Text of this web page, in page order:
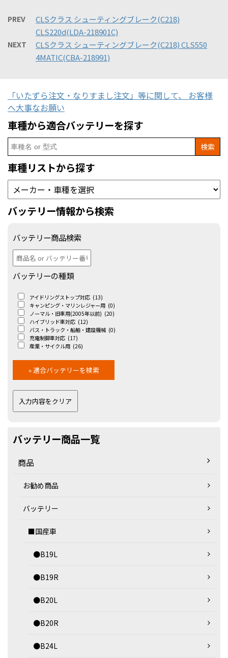
PREV
CLSクラス シューティングブレーク(C218)
CLS220d(LDA-218901C)
NEXT
CLSクラス シューティングブレーク(C218) CLS550
4MATIC(CBA-218991)
「いたずら注文・なりすまし注文」等に関して、 お客様
へ大事なお願い
車種から適合バッテリーを探す
Search
for:
車種リストから探す
バッテリー情報から検索
バッテリー商品検索
バッテリーの種類
アイドリングストップ対応 (13)
キャンピング・マリンレジャー用 (0)
ノーマル・旧車用(2005年以前) (20)
ハイブリッド車対応 (12)
バス・トラック・船舶・建設機械 (0)
充電制御車対応 (17)
産業・サイクル用 (26)
バッテリー商品一覧
商品
お勧め商品
バッテリー
■国産車
●B19L
●B19R
●B20L
●B20R
●B24L